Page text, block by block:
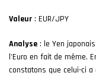
Valeur : EUR/JPY
Analyse : le Yen
l'Euro en fait de même.
constatons que celui-ci